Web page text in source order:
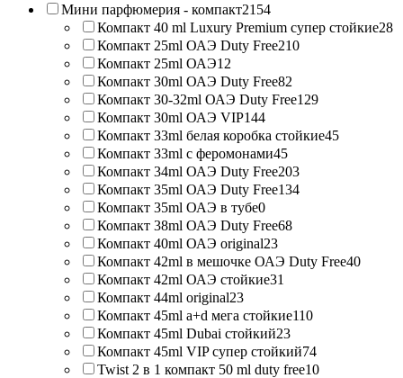
Мини парфюмерия - компакт2154
Компакт 40 ml Luxury Premium супер стойкие28
Компакт 25ml ОАЭ Duty Free210
Компакт 25ml ОАЭ12
Компакт 30ml ОАЭ Duty Free82
Компакт 30-32ml ОАЭ Duty Free129
Компакт 30ml ОАЭ VIP144
Компакт 33ml белая коробка стойкие45
Компакт 33ml с феромонами45
Компакт 34ml ОАЭ Duty Free203
Компакт 35ml ОАЭ Duty Free134
Компакт 35ml ОАЭ в тубе0
Компакт 38ml ОАЭ Duty Free68
Компакт 40ml ОАЭ original23
Компакт 42ml в мешочке ОАЭ Duty Free40
Компакт 42ml ОАЭ стойкие31
Компакт 44ml original23
Компакт 45ml a+d мега стойкие110
Компакт 45ml Dubai стойкий23
Компакт 45ml VIP супер стойкий74
Twist 2 в 1 компакт 50 ml duty free10